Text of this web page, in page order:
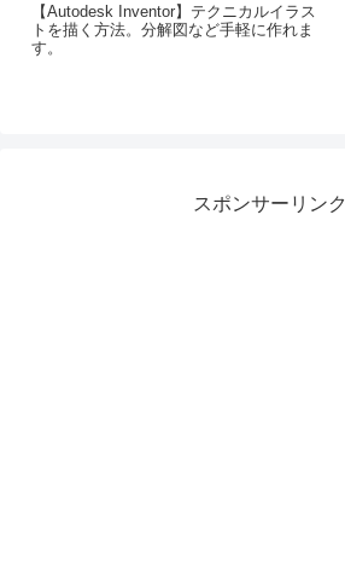
【Autodesk Inventor】テクニカルイラス
トを描く方法。分解図など手軽に作れま
す。
スポンサーリンク